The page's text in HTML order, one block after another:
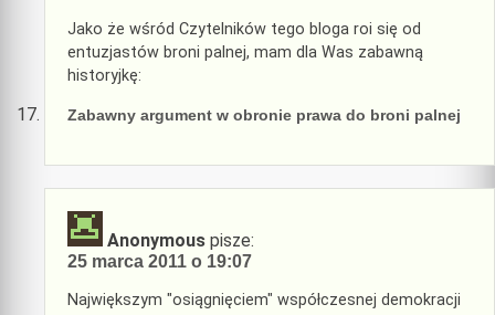
Jako że wśród Czytelników tego bloga roi się od
entuzjastów broni palnej, mam dla Was zabawną
historyjkę:
Zabawny argument w obronie prawa do broni palnej
Anonymous pisze:
25 marca 2011 o 19:07
Największym "osiągnięciem" współczesnej demokracji